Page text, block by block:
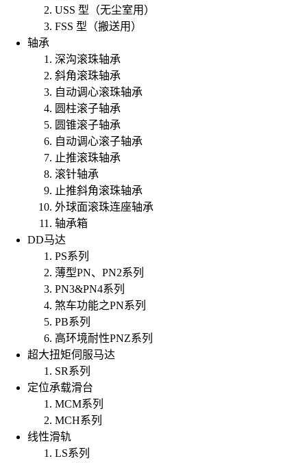
USS 型（无尘室用）
FSS 型（搬送用）
轴承
深沟滚珠轴承
斜角滚珠轴承
自动调心滚珠轴承
圆柱滚子轴承
圆锥滚子轴承
自动调心滚子轴承
止推滚珠轴承
滚针轴承
止推斜角滚珠轴承
外球面滚珠连座轴承
轴承箱
DD马达
PS系列
薄型PN、PN2系列
PN3&PN4系列
煞车功能之PN系列
PB系列
高环境耐性PNZ系列
超大扭矩伺服马达
SR系列
定位承载滑台
MCM系列
MCH系列
线性滑轨
LS系列